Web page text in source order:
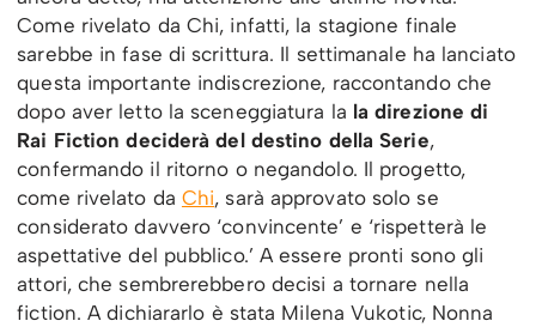
Come rivelato da Chi, infatti, la stagione finale
sarebbe in fase di scrittura. Il settimanale ha lanciato
questa importante indiscrezione, raccontando che
dopo aver letto la sceneggiatura la la direzione di
Rai Fiction deciderà del destino della Serie,
confermando il ritorno o negandolo. Il progetto,
come rivelato da Chi, sarà approvato solo se
considerato davvero ‘convincente’ e ‘rispetterà le
aspettative del pubblico.’ A essere pronti sono gli
attori, che sembrerebbero decisi a tornare nella
fiction. A dichiararlo è stata Milena Vukotic, Nonna